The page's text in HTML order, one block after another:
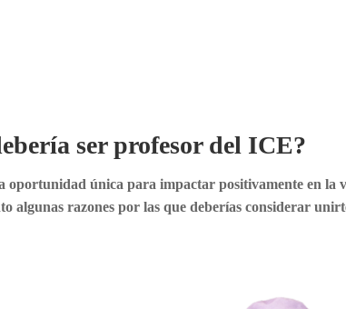
ser profesor del ICE?
única para impactar positivamente en la
algunas razones por las que deberías considerar